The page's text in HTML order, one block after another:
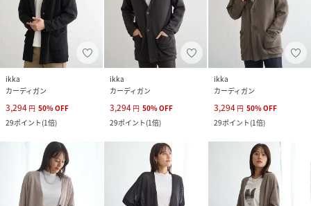
ikka
カーディガン
3,294 円 50%OFF
29ポイント(1倍)
ikka
カーディガン
3,294 円 50%OFF
29ポイント(1倍)
ikka
カーディガン
3,294 円 50%OFF
29ポイント(1倍)